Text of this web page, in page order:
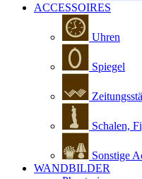
ACCESSOIRES
Uhren
Spiegel
Schalen,
Sonstige
WANDBILDER